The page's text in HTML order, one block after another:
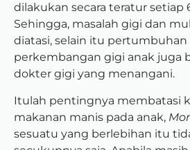
dilakukan secara teratur setiap
Sehingga, masalah gigi dan
diatasi, selain itu pertumbuhan
perkembangan gigi anak juga
dokter gigi yang menangani.
Itulah pentingnya membatasi
makanan manis pada anak,
sesuatu yang berlebihan itu